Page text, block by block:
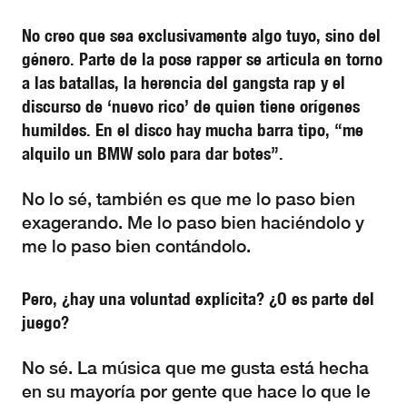
No creo que sea exclusivamente algo tuyo, sino del
género. Parte de la pose rapper se articula en torno
a las batallas, la herencia del gangsta rap y el
discurso de ‘nuevo rico’ de quien tiene orígenes
humildes. En el disco hay mucha barra tipo, “me
alquilo un BMW solo para dar botes”.
No lo sé, también es que me lo paso bien
exagerando. Me lo paso bien haciéndolo y
me lo paso bien contándolo.
Pero, ¿hay una voluntad explícita? ¿O es parte del
juego?
No sé. La música que me gusta está hecha
en su mayoría por gente que hace lo que le